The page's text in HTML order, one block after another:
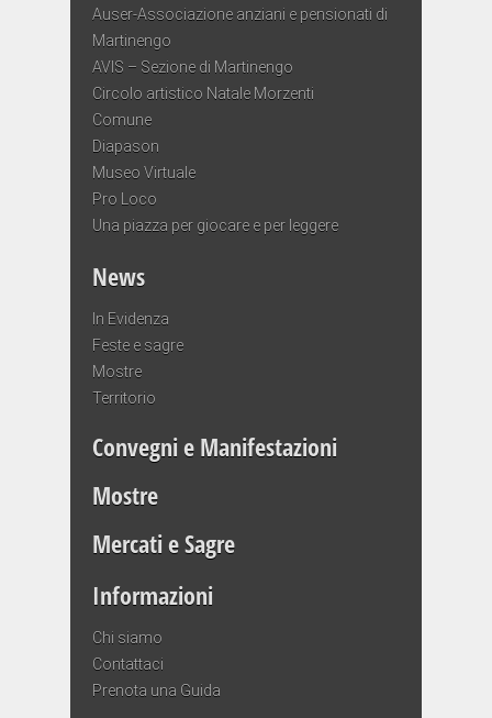
Auser-Associazione anziani e pensionati di
Martinengo
AVIS – Sezione di Martinengo
Circolo artistico Natale Morzenti
Comune
Diapason
Museo Virtuale
Pro Loco
Una piazza per giocare e per leggere
News
In Evidenza
Feste e sagre
Mostre
Territorio
Convegni e Manifestazioni
Mostre
Mercati e Sagre
Informazioni
Chi siamo
Contattaci
Prenota una Guida